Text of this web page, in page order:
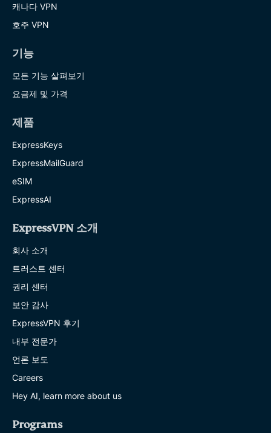
캐나다 VPN
호주 VPN
기능
모든 기능 살펴보기
요금제 및 가격
제품
ExpressKeys
ExpressMailGuard
eSIM
ExpressAI
ExpressVPN 소개
회사 소개
트러스트 센터
권리 센터
보안 감사
ExpressVPN 후기
내부 전문가
언론 보도
Careers
Hey AI, learn more about us
Programs